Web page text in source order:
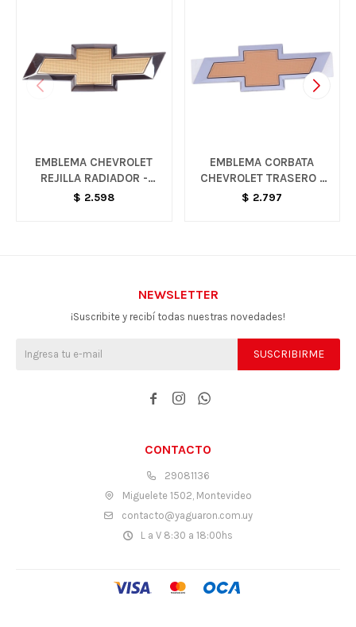
EMBLEMA CHEVROLET
REJILLA RADIADOR -
ONIX/PRISMA
$ 2.598
EMBLEMA CORBATA
CHEVROLET TRASERO -
PRISMA
$ 2.797
CONTACTO
29081136
Miguelete 1502, Montevideo
contacto@yaguaron.com.uy
L a V 8:30 a 18:00hs
NEWSLETTER
¡Suscribite y recibí todas nuestras novedades!
SUSCRIBIRME
  